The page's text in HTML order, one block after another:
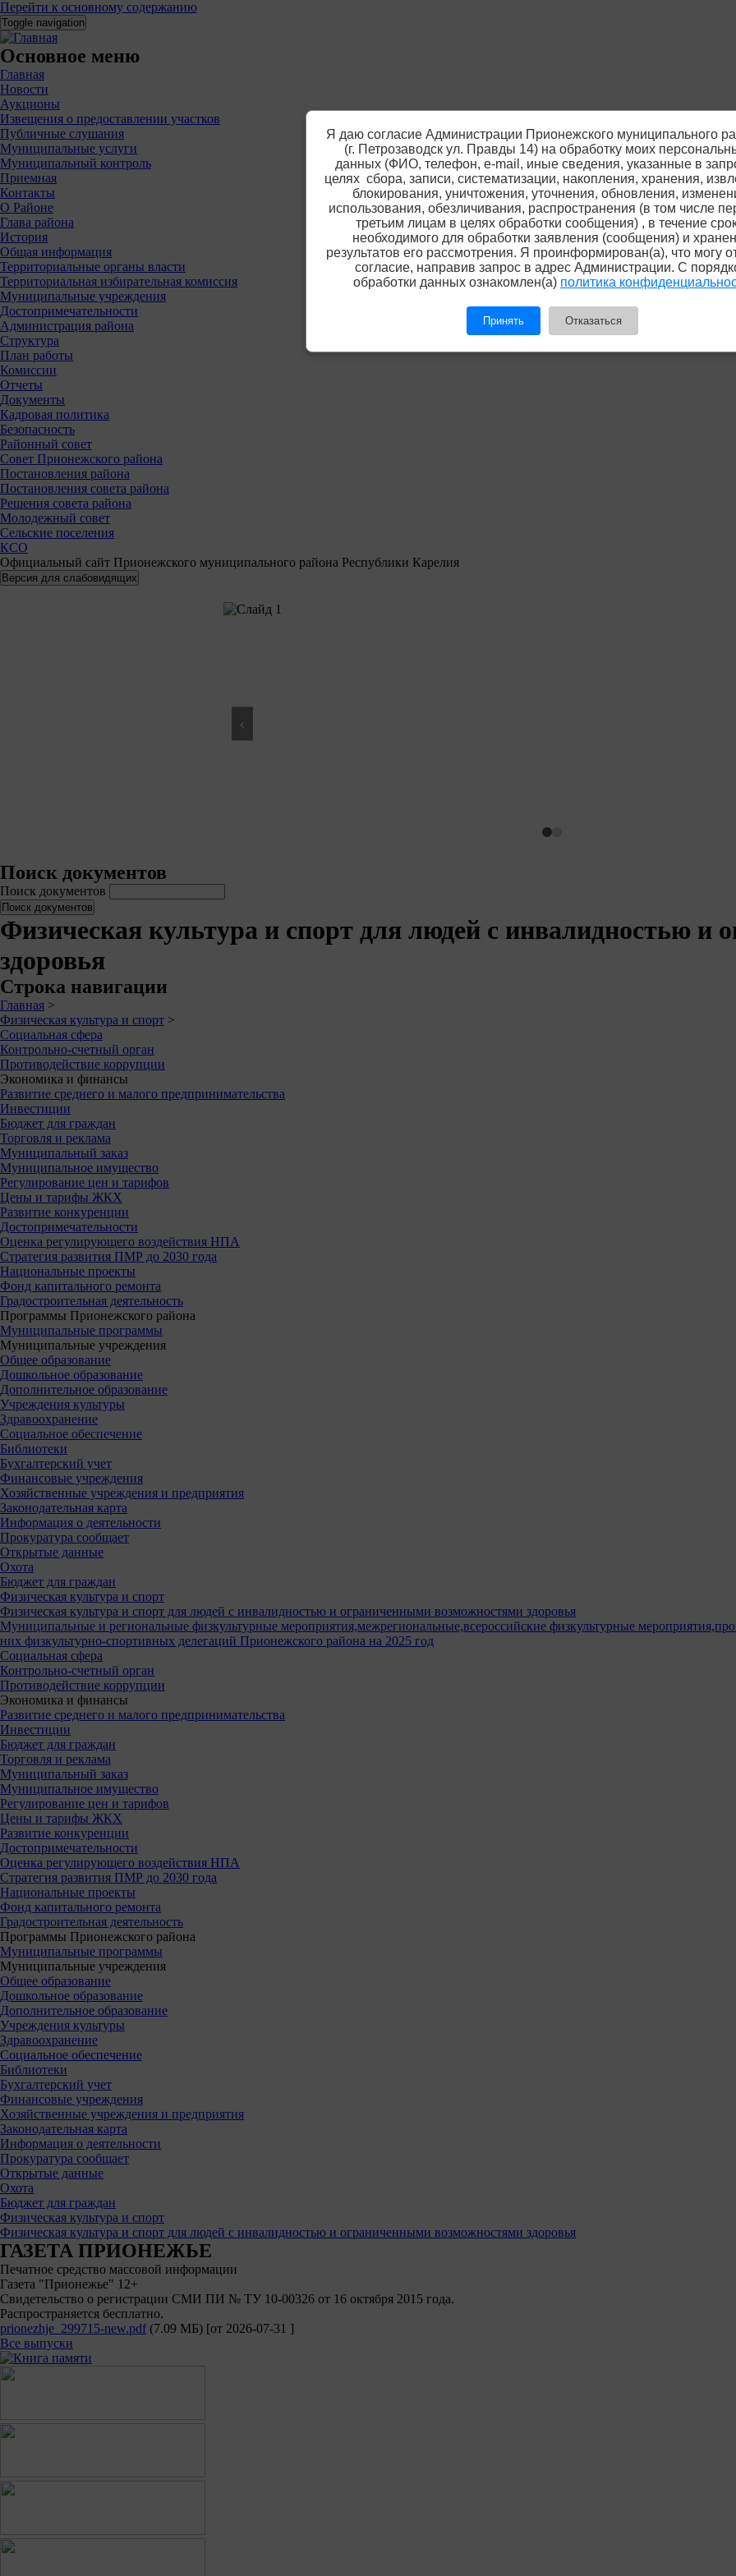
Перейти к основному содержанию
Toggle navigation
Я даю согласие Администрации Прионежского муниципального
(г. Петрозаводск ул. Правды 14) на обработку моих
данных (ФИО, телефон, е-mail, иные сведения, указанные в
целях сбора, записи, систематизации, накопления, хранения,
блокирования, уничтожения, уточнения, обновления,
использования, обезличивания, распространения (в том числе
третьим лицам в целях обработки сообщения) , в течение
необходимого для обработки заявления (сообщения) и
результатов его рассмотрения. Я проинформирован(а), что могу
согласие, направив запрос в адрес Администрации. С
обработки данных ознакомлен(а) политика
Принять Отказаться
Основное меню
Главная
Новости
Аукционы
Извещения о предоставлении участков
Публичные слушания
Муниципальные услуги
Муниципальный контроль
Приемная
Контакты
О Районе
Глава района
История
Общая информация
Территориальные органы власти
Территориальная избирательная комиссия
Муниципальные учреждения
Достопримечательности
Администрация района
Структура
План работы
Комиссии
Отчеты
Документы
Кадровая политика
Безопасность
Районный совет
Совет Прионежского района
Постановления района
Постановления совета района
Решения совета района
Молодежный совет
Сельские поселения
КСО
Официальный сайт Прионежского муниципального района Республики Карелия
‹
Поиск документов
Поиск документов
Физическая культура и спорт для людей с инвалидностью
здоровья
Строка навигации
Главная >
Физическая культура и спорт >
Социальная сфера
Контрольно-счетный орган
Противодействие коррупции
Экономика и финансы
Развитие среднего и малого предпринимательства
Инвестиции
Бюджет для граждан
Торговля и реклама
Муниципальный заказ
Муниципальное имущество
Регулирование цен и тарифов
Цены и тарифы ЖКХ
Развитие конкуренции
Достопримечательности
Оценка регулирующего воздействия НПА
Стратегия развития ПМР до 2030 года
Национальные проекты
Фонд капитального ремонта
Градостроительная деятельность
Программы Прионежского района
Муниципальные программы
Муниципальные учреждения
Общее образование
Дошкольное образование
Дополнительное образование
Учреждения культуры
Здравоохранение
Социальное обеспечение
Библиотеки
Бухгалтерский учет
Финансовые учреждения
Хозяйственные учреждения и предприятия
Законодательная карта
Информация о деятельности
Прокуратура сообщает
Открытые данные
Охота
Бюджет для граждан
Физическая культура и спорт
Физическая культура и спорт для людей с инвалидностью и ограниченными возможностями здоровья
Муниципальные и региональные физкультурные мероприятия,межрегиональные,всероссийские физкультурные
них физкультурно-спортивных делегаций Прионежского района на 2025 год
Социальная сфера
Контрольно-счетный орган
Противодействие коррупции
Экономика и финансы
Развитие среднего и малого предпринимательства
Инвестиции
Бюджет для граждан
Торговля и реклама
Муниципальный заказ
Муниципальное имущество
Регулирование цен и тарифов
Цены и тарифы ЖКХ
Развитие конкуренции
Достопримечательности
Оценка регулирующего воздействия НПА
Стратегия развития ПМР до 2030 года
Национальные проекты
Фонд капитального ремонта
Градостроительная деятельность
Программы Прионежского района
Муниципальные программы
Муниципальные учреждения
Общее образование
Дошкольное образование
Дополнительное образование
Учреждения культуры
Здравоохранение
Социальное обеспечение
Библиотеки
Бухгалтерский учет
Финансовые учреждения
Хозяйственные учреждения и предприятия
Законодательная карта
Информация о деятельности
Прокуратура сообщает
Открытые данные
Охота
Бюджет для граждан
Физическая культура и спорт
Физическая культура и спорт для людей с инвалидностью и ограниченными возможностями здоровья
ГАЗЕТА ПРИОНЕЖЬЕ
Печатное средство массовой информации
Газета "Прионежье" 12+
Свидетельство о регистрации СМИ ПИ № ТУ 10-00326 от 16 октября 2015 года.
Распространяется бесплатно.
prionezhje_299715-new.pdf (7.09 МБ) [от 2026-07-31 ]
Все выпуски